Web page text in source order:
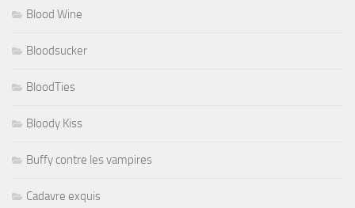
Blood Wine
Bloodsucker
BloodTies
Bloody Kiss
Buffy contre les vampires
Cadavre exquis